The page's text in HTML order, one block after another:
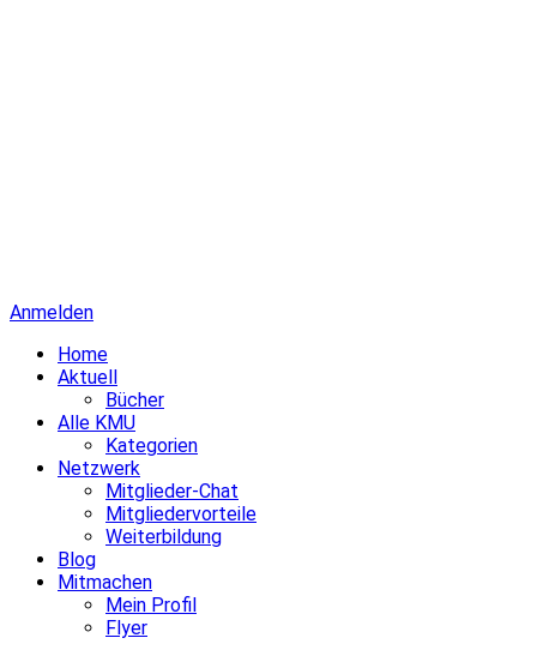
Anmelden
Home
Aktuell
Bücher
Alle KMU
Kategorien
Netzwerk
Mitglieder-Chat
Mitgliedervorteile
Weiterbildung
Blog
Mitmachen
Mein Profil
Flyer